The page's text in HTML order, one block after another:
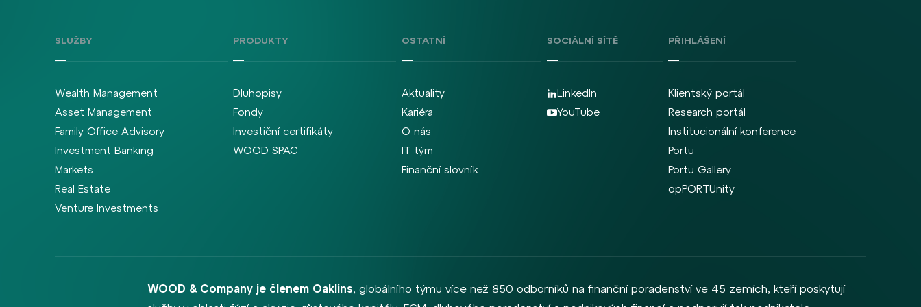
SLUŽBY
Wealth Management
Asset Management
Family Office Advisory
Investment Banking
Markets
Real Estate
Venture Investments
PRODUKTY
Dluhopisy
Fondy
Investiční certifikáty
WOOD SPAC
OSTATNÍ
Aktuality
Kariéra
O nás
IT tým
Finanční slovník
SOCIÁLNÍ SÍTĚ
LinkedIn
YouTube
PŘIHLÁŠENÍ
Klientský portál
Research portál
Institucionální konference
Portu
Portu Gallery
opPORTUnity
WOOD & Company je členem Oaklins, globálního týmu více než 850 odborníků na finanční poradenství ve 45 zemích, kteří poskytují